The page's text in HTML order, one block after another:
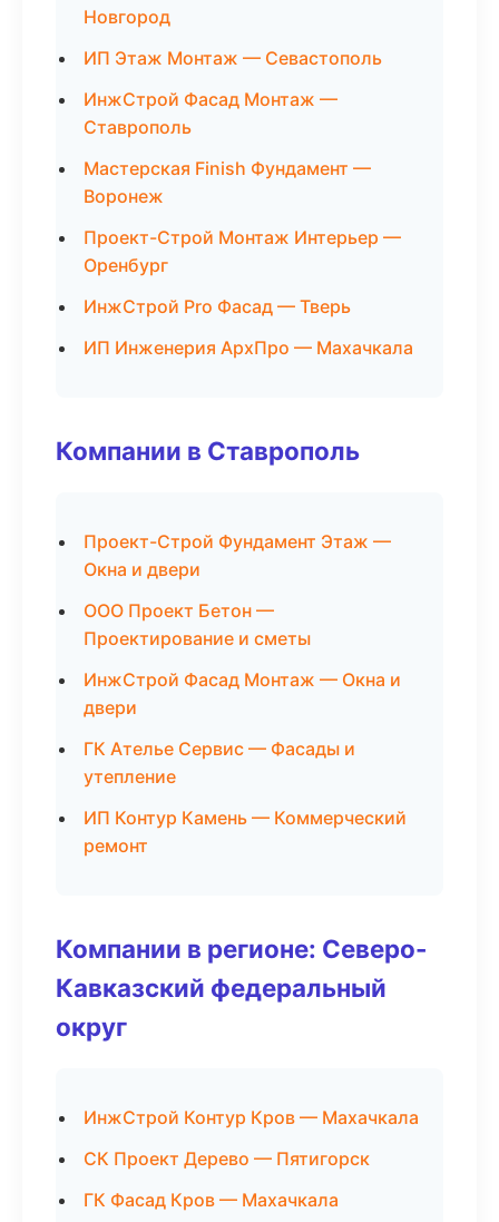
Новгород
ИП Этаж Монтаж — Севастополь
ИнжСтрой Фасад Монтаж —
Ставрополь
Мастерская Finish Фундамент —
Воронеж
Проект-Строй Монтаж Интерьер —
Оренбург
ИнжСтрой Pro Фасад — Тверь
ИП Инженерия АрхПро — Махачкала
Компании в Ставрополь
Проект-Строй Фундамент Этаж —
Окна и двери
ООО Проект Бетон —
Проектирование и сметы
ИнжСтрой Фасад Монтаж — Окна и
двери
ГК Ателье Сервис — Фасады и
утепление
ИП Контур Камень — Коммерческий
ремонт
Компании в регионе: Северо-
Кавказский федеральный
округ
ИнжСтрой Контур Кров — Махачкала
СК Проект Дерево — Пятигорск
ГК Фасад Кров — Махачкала